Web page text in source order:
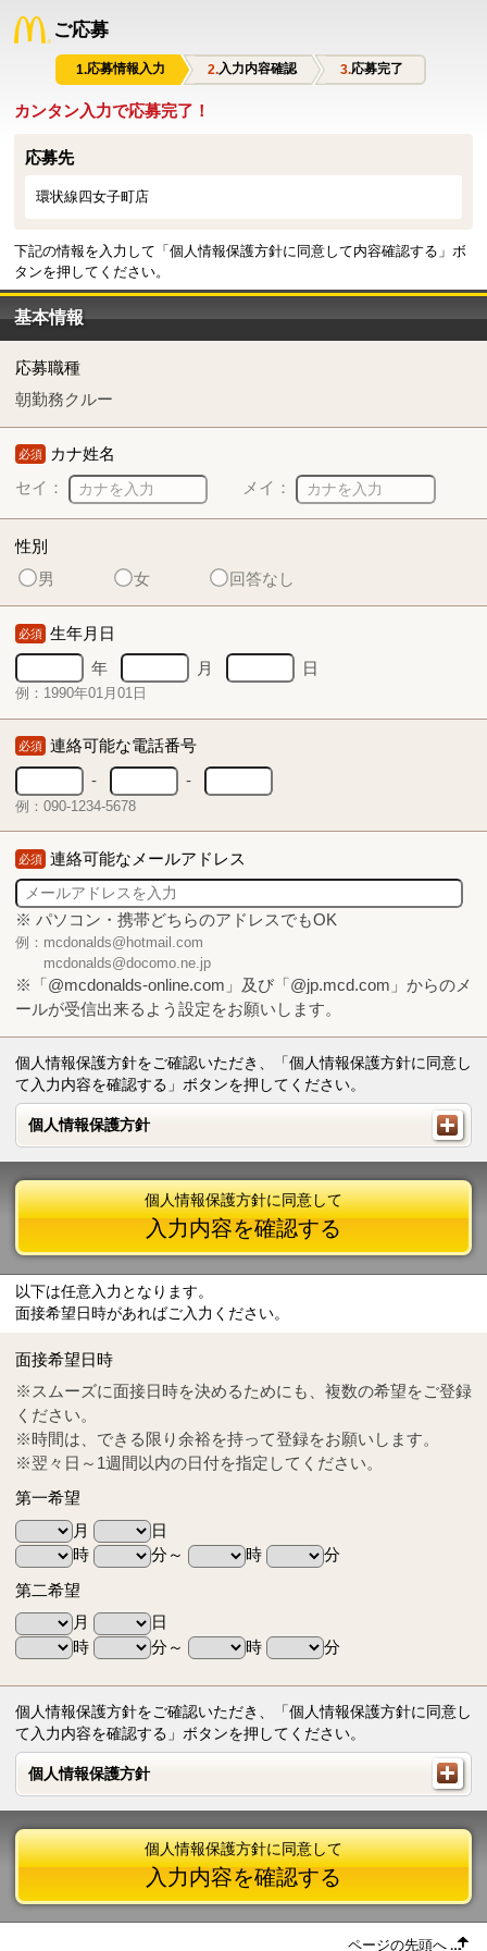
ご応募
応募情報入力 入力内容確認 応募完了
カンタン入力で応募完了！
応募先
環状線四女子町店
下記の情報を入力して「個人情報保護方針に同意して内容確認する」ボ
タンを押してください。
基本情報
応募職種
朝勤務クルー
必須 カナ姓名
セイ：
メイ：
性別
男
女 回答なし
必須 生年月日
年
月 日
例：1990年01月01日
必須 連絡可能な電話番号
-
-
例：090-1234-5678
必須 連絡可能なメールアドレス
※ パソコン・携帯どちらのアドレスでもOK
例：mcdonalds@hotmail.com
mcdonalds@docomo.ne.jp
※「@mcdonalds-online.com」及び「@jp.mcd.com」からのメ
ールが受信出来るよう設定をお願いします。
個人情報保護方針をご確認いただき、「個人情報保護方針に同意し
て入力内容を確認する」ボタンを押してください。
個人情報保護方針
個人情報保護方針
Tel
0570-55-0314
個人情報保護方針に同意して
入力内容を確認する
以下は任意入力となります。
面接希望日時があればご入力ください。
面接希望日時
※スムーズに面接日時を決めるためにも、複数の希望をご登録
ください。
※時間は、できる限り余裕を持って登録をお願いします。
※翌々日～1週間以内の日付を指定してください。
第一希望
月
日
時
分～ 時
分
第二希望
月
日
時
分～ 時 分
個人情報保護方針をご確認いただき、「個人情報保護方針に同意し
て入力内容を確認する」ボタンを押してください。
個人情報保護方針
個人情報保護方針
個人情報保護方針に同意して
入力内容を確認する
ページの先頭へ